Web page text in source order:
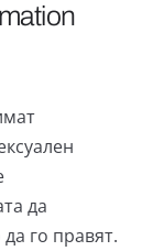
да
го правят.